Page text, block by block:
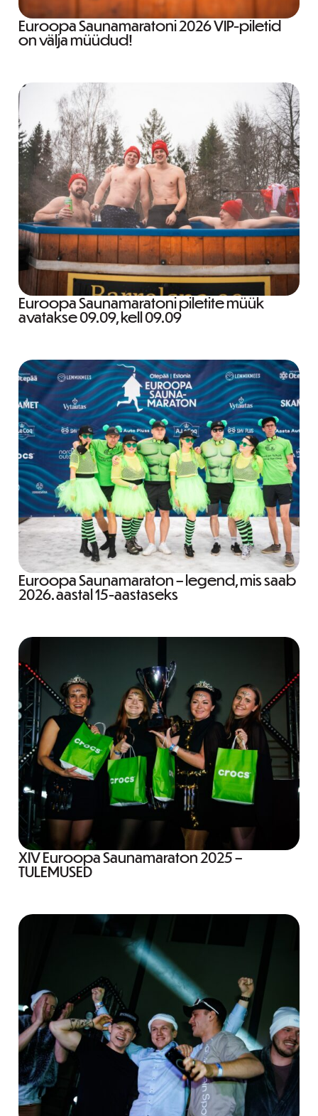
Euroopa Saunamaratoni 2026 VIP-piletid
on välja müüdud!
Euroopa Saunamaratoni piletite müük
avatakse 09.09, kell 09.09
Euroopa Saunamaraton – legend, mis saab
2026. aastal 15-aastaseks
XIV Euroopa Saunamaraton 2025 –
TULEMUSED